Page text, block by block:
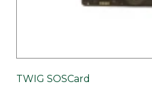
TWIG SOSCard